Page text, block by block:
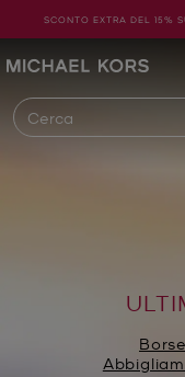
SCONTO EXTRA DEL 15%
Cerca
Michael
Borse